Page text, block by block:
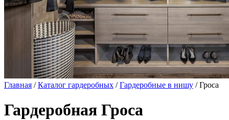
Главная /Каталог гардеробных /Гардеробные в нишу / Гроса
Гардеробная Гроса